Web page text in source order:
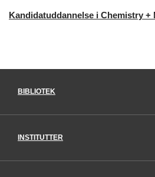
Kandidatuddannelse i Chemistry
BIBLIOTEK
INSTITUTTER